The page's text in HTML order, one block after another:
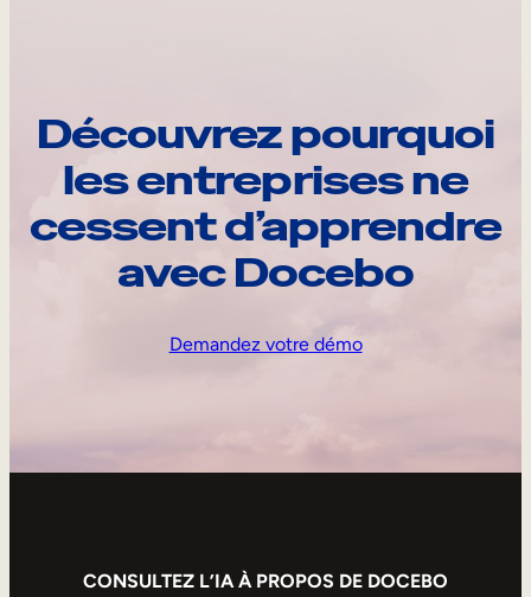
Découvrez pourquoi
les entreprises ne
cessent d’apprendre
avec Docebo
Demandez votre démo
CONSULTEZ L’IA À PROPOS DE DOCEBO